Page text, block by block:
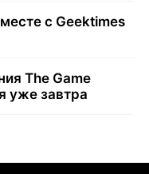
с Geektimes
The Game
уже завтра